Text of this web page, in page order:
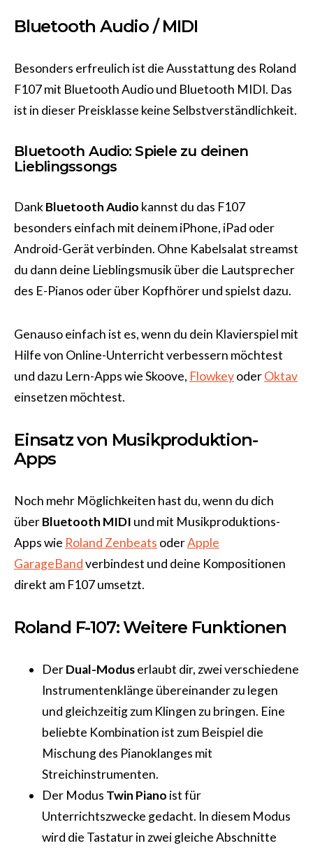
Bluetooth Audio / MIDI
Besonders erfreulich ist die Ausstattung des Roland
F107 mit Bluetooth Audio und Bluetooth MIDI. Das
ist in dieser Preisklasse keine Selbstverständlichkeit.
Bluetooth Audio: Spiele zu deinen
Lieblingssongs
DankBluetooth Audio kannst du das F107
besonders einfach mit deinem iPhone, iPad oder
Android-Gerät verbinden. Ohne Kabelsalat streamst
du dann deine Lieblingsmusik über die Lautsprecher
des E-Pianos oder über Kopfhörer und spielst dazu.
Genauso einfach ist es, wenn du dein Klavierspiel mit
Hilfe von Online-Unterricht verbessern möchtest
und dazu Lern-Apps wie Skoove, FlowkeyoderOktav
einsetzen möchtest.
Einsatz von Musikproduktion-
Apps
Noch mehr Möglichkeiten hast du, wenn du dich
überBluetooth MIDI und mit Musikproduktions-
Apps wie Roland Zenbeats oderApple
GarageBandverbindest und deine Kompositionen
direkt am F107 umsetzt.
Roland F-107: Weitere Funktionen
DerDual-Moduserlaubt dir, zwei verschiedene
Instrumentenklänge übereinander zu legen
und gleichzeitig zum Klingen zu bringen. Eine
beliebte Kombination ist zum Beispiel die
Mischung des Pianoklanges mit
Streichinstrumenten.
Der Modus Twin Piano ist für
Unterrichtszwecke gedacht. In diesem Modus
wird die Tastatur in zwei gleiche Abschnitte